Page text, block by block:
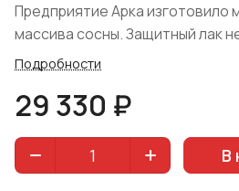
Предприятие Арка изготовило
массива сосны. Защитный лак
красоту древесины. Предмет
Внутреннее наполнение
полками, где в целях
разместить приятные глазу
Подробности
29 330 ₽
В